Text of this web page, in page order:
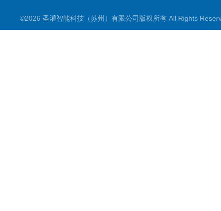
喷雾剂生产线
©2026 圣灌智能科技（苏州）有限公司版权所有 All Rights